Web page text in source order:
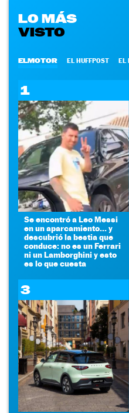
LO MÁS
VISTO
ELMOTOR EL HUFFPOST EL
1
Se encontró a Leo Messi
en un aparcamiento... y
descubrió la bestia que
conduce: no es un Ferrari
ni un Lamborghini y esto
es lo que cuesta
3